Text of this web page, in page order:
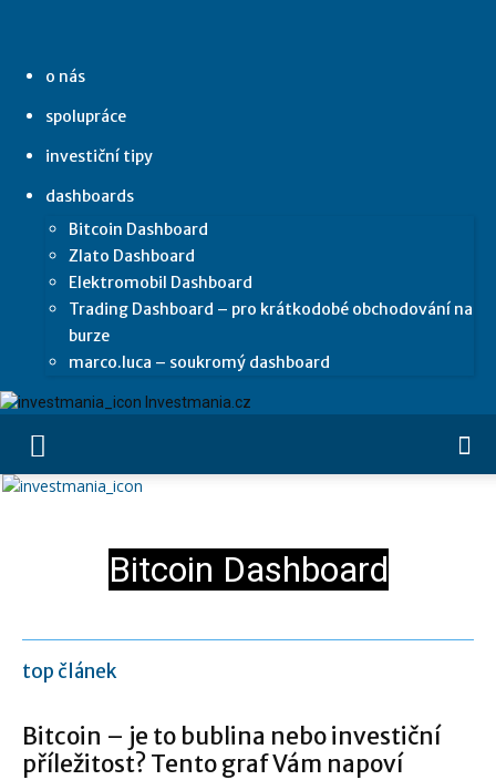
o nás
spolupráce
investiční tipy
dashboards
Bitcoin Dashboard
Zlato Dashboard
Elektromobil Dashboard
Trading Dashboard – pro krátkodobé obchodování na
burze
marco.luca – soukromý dashboard
Investmania.cz
Bitcoin Dashboard
top článek
Bitcoin – je to bublina nebo investiční
příležitost? Tento graf Vám napoví